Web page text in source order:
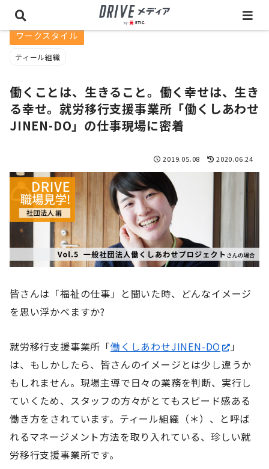
ワークスタイル
ティール組織
働くことは、生きること。働く幸せは、生き
る幸せ。就労移行支援事業所「働くしあわせ
JINEN-DO」の仕事現場に密着
2019.05.08 2020.06.24
皆さんは「福祉の仕事」と聞いた時、
どんなイメージ
を思い浮かべますか?
就労移行支援事業所「働くしあわせJINEN-DO
」
は、もしかしたら、皆さんのイメージとは少し違うか
もしれません。現場主導で日々の業務を判断、実行し
ていくため、スタッフの方々がとてもスピード感ある
働き方をされています。ティール組織（＊）、と呼ば
れるマネージメント方法を取り入れている、珍しい就
労移行支援事業所です。